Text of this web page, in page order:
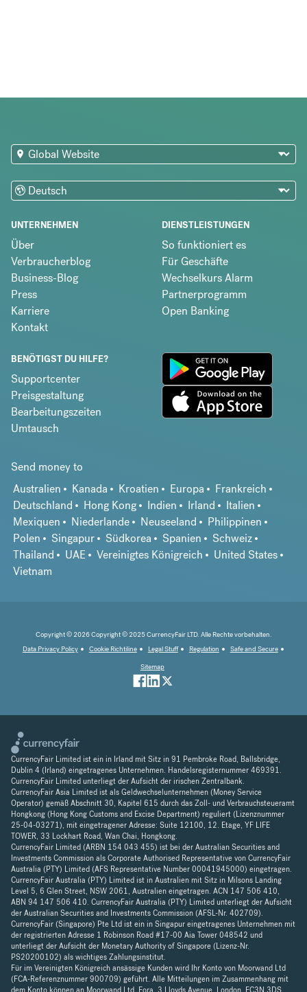
UNTERNEHMEN
Über
Verbraucherblog
Business-Blog
Press
Karriere
Kontakt
DIENSTLEISTUNGEN
So funktioniert es
Für Geschäfte
Wechselkurs Alarm
Partnerprogramm
Open Banking
BENÖTIGST DU HILFE?
Supportcenter
Preisgestaltung
Bearbeitungszeiten
Umtausch
Send money to
Australien
Kanada Kroatien Europa
Frankreich
Deutschland
Hong Kong Indien Irland
Italien
Mexiquen
Niederlande Neuseeland
Philippinen
Polen
Singapur Südkorea Spanien
Schweiz
Thailand
UAE Vereinigtes Königreich
United States
Vietnam
Copyright © 2026 Copyright © 2025 CurrencyFair LTD. Alle Rechte vorbehalten.
Data Privacy Policy
Cookie Richtiline Legal Stuff Regulation
Safe and Secure
Sitemap
CurrencyFair Limited ist ein in Irland mit Sitz in 91 Pembroke Road, Ballsbridge,
Dublin 4 (Irland) eingetragenes Unternehmen. Handelsregisternummer 469391.
CurrencyFair Limited unterliegt der Aufsicht der irischen Zentralbank.
CurrencyFair Asia Limited ist als Geldwechselunternehmen (Money Service
Operator) gemäß Abschnitt 30, Kapitel 615 durch das Zoll- und Verbrauchsteueramt
Hongkong (Hong Kong Customs and Excise Department) reguliert (Lizenznummer
25-04-03271), mit eingetragener Adresse: Suite 12100, 12. Etage, YF LIFE
TOWER, 33 Lockhart Road, Wan Chai, Hongkong.
CurrencyFair Limited (ARBN 154 043 455) ist bei der Australian Securities and
Investments Commission als Corporate Authorised Representative von CurrencyFair
Australia (PTY) Limited (AFS Representative Number 00041945000) eingetragen.
CurrencyFair Australia (PTY) Limited ist in Australien mit Sitz in Milsons Landing
Level 5, 6 Glen Street, NSW 2061, Australien eingetragen. ACN 147 506 410,
ABN 94 147 506 410. CurrencyFair Australia (PTY) Limited unterliegt der Aufsicht
der Australian Securities and Investments Commission (AFSL-Nr. 402709).
CurrencyFair (Singapore) Pte Ltd ist ein in Singapur eingetragenes Unternehmen mit
der registrierten Adresse 1 Robinson Road #17-00 Aia Tower 048542 und
unterliegt der Aufsicht der Monetary Authority of Singapore (Lizenz-Nr.
PS20200102) als wichtiges Zahlungsinstitut.
Für im Vereinigten Königreich ansässige Kunden wird Ihr Konto von Moorwand Ltd
(FCA-Referenznummer 900709) geführt. Alle Mitteilungen im Zusammenhang mit
dem Konto können an Moorwand Ltd, Fora, 3 Lloyds Avenue, London, EC3N 3DS,